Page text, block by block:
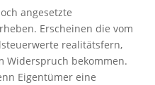
angesetzte
Erscheinen die vom
realitätsfern,
Widerspruch bekommen.
Eigentümer eine